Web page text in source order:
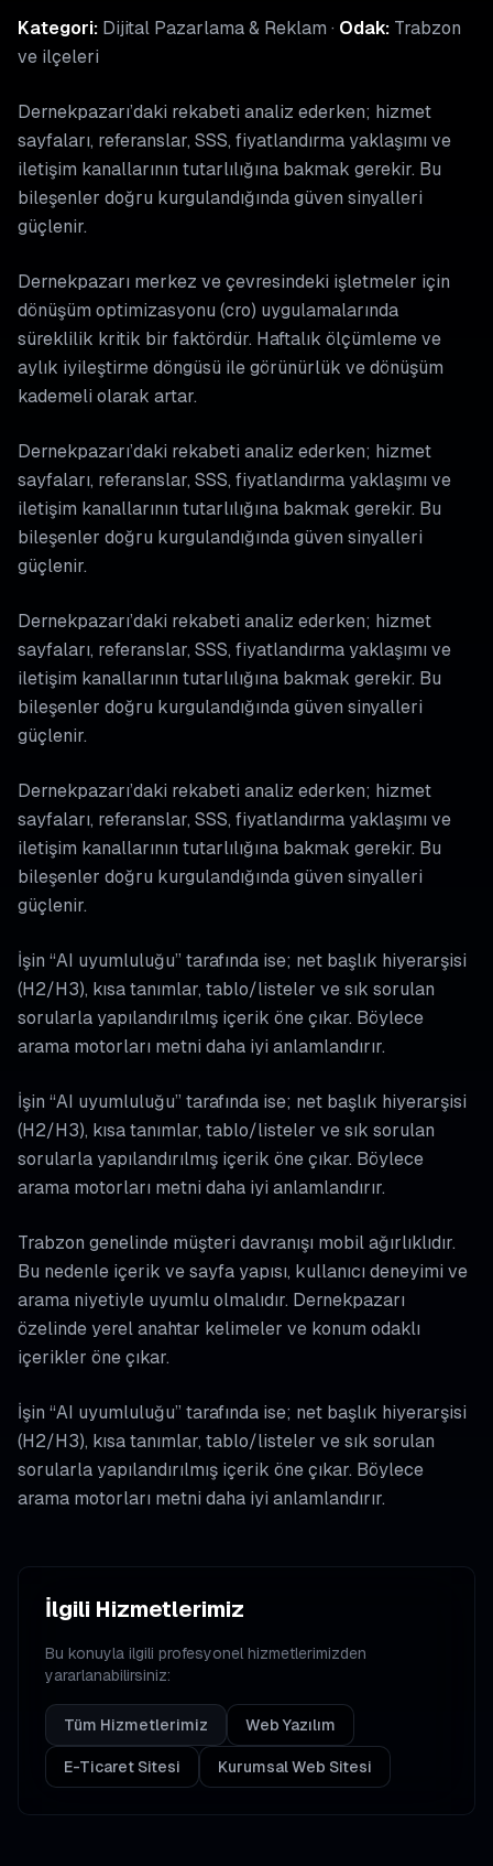
Kategori: Dijital Pazarlama & Reklam · Odak: Trabzon
ve ilçeleri
Dernekpazarı’daki rekabeti analiz ederken; hizmet
sayfaları, referanslar, SSS, fiyatlandırma yaklaşımı ve
iletişim kanallarının tutarlılığına bakmak gerekir. Bu
bileşenler doğru kurgulandığında güven sinyalleri
güçlenir.
Dernekpazarı merkez ve çevresindeki işletmeler için
dönüşüm optimizasyonu (cro) uygulamalarında
süreklilik kritik bir faktördür. Haftalık ölçümleme ve
aylık iyileştirme döngüsü ile görünürlük ve dönüşüm
kademeli olarak artar.
Dernekpazarı’daki rekabeti analiz ederken; hizmet
sayfaları, referanslar, SSS, fiyatlandırma yaklaşımı ve
iletişim kanallarının tutarlılığına bakmak gerekir. Bu
bileşenler doğru kurgulandığında güven sinyalleri
güçlenir.
Dernekpazarı’daki rekabeti analiz ederken; hizmet
sayfaları, referanslar, SSS, fiyatlandırma yaklaşımı ve
iletişim kanallarının tutarlılığına bakmak gerekir. Bu
bileşenler doğru kurgulandığında güven sinyalleri
güçlenir.
Dernekpazarı’daki rekabeti analiz ederken; hizmet
sayfaları, referanslar, SSS, fiyatlandırma yaklaşımı ve
iletişim kanallarının tutarlılığına bakmak gerekir. Bu
bileşenler doğru kurgulandığında güven sinyalleri
güçlenir.
İşin “AI uyumluluğu” tarafında ise; net başlık hiyerarşisi
(H2/H3), kısa tanımlar, tablo/listeler ve sık sorulan
sorularla yapılandırılmış içerik öne çıkar. Böylece
arama motorları metni daha iyi anlamlandırır.
İşin “AI uyumluluğu” tarafında ise; net başlık hiyerarşisi
(H2/H3), kısa tanımlar, tablo/listeler ve sık sorulan
sorularla yapılandırılmış içerik öne çıkar. Böylece
arama motorları metni daha iyi anlamlandırır.
Trabzon genelinde müşteri davranışı mobil ağırlıklıdır.
Bu nedenle içerik ve sayfa yapısı, kullanıcı deneyimi ve
arama niyetiyle uyumlu olmalıdır. Dernekpazarı
özelinde yerel anahtar kelimeler ve konum odaklı
içerikler öne çıkar.
İşin “AI uyumluluğu” tarafında ise; net başlık hiyerarşisi
(H2/H3), kısa tanımlar, tablo/listeler ve sık sorulan
sorularla yapılandırılmış içerik öne çıkar. Böylece
arama motorları metni daha iyi anlamlandırır.
İlgili Hizmetlerimiz
Bu konuyla ilgili profesyonel hizmetlerimizden
yararlanabilirsiniz:
Tüm Hizmetlerimiz Web Yazılım
E-Ticaret Sitesi Kurumsal Web Sitesi